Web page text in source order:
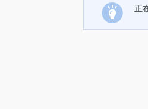
正